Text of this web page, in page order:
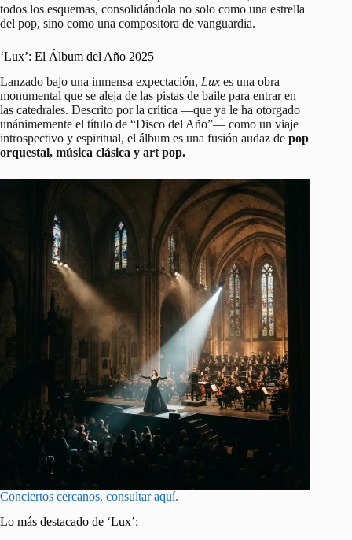
todos los esquemas, consolidándola no solo como una estrella
del pop, sino como una compositora de vanguardia.
‘Lux’: El Álbum del Año 2025
Lanzado bajo una inmensa expectación, Lux es una obra
monumental que se aleja de las pistas de baile para entrar en
las catedrales. Descrito por la crítica —que ya le ha otorgado
unánimemente el título de “Disco del Año”— como un viaje
introspectivo y espiritual, el álbum es una fusión audaz de pop
orquestal, música clásica y art pop.
Conciertos cercanos, consultar aquí.
Lo más destacado de ‘Lux’: